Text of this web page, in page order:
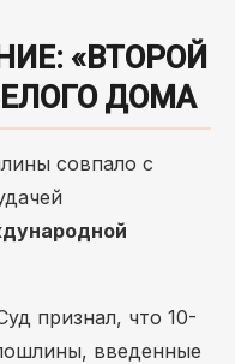
«ВТОРОЙ
ДОМА
совпало с
признал, что 10-
введенные